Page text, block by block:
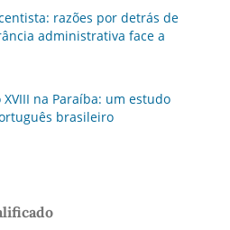
razões por detrás de
administrativa face a
na Paraí­ba: um estudo
brasileiro